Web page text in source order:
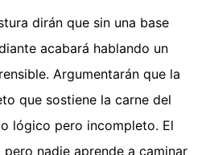
dirán que sin una base
acabará hablando un
Argumentarán que la
que sostiene la carne del
lógico pero incompleto. El
nadie aprende a caminar